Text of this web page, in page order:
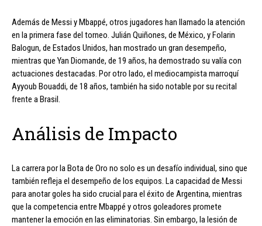
Además de Messi y Mbappé, otros jugadores han llamado la atención
en la primera fase del torneo. Julián Quiñones, de México, y Folarin
Balogun, de Estados Unidos, han mostrado un gran desempeño,
mientras que Yan Diomande, de 19 años, ha demostrado su valía con
actuaciones destacadas. Por otro lado, el mediocampista marroquí
Ayyoub Bouaddi, de 18 años, también ha sido notable por su recital
frente a Brasil.
Análisis de Impacto
La carrera por la Bota de Oro no solo es un desafío individual, sino que
también refleja el desempeño de los equipos. La capacidad de Messi
para anotar goles ha sido crucial para el éxito de Argentina, mientras
que la competencia entre Mbappé y otros goleadores promete
mantener la emoción en las eliminatorias. Sin embargo, la lesión de